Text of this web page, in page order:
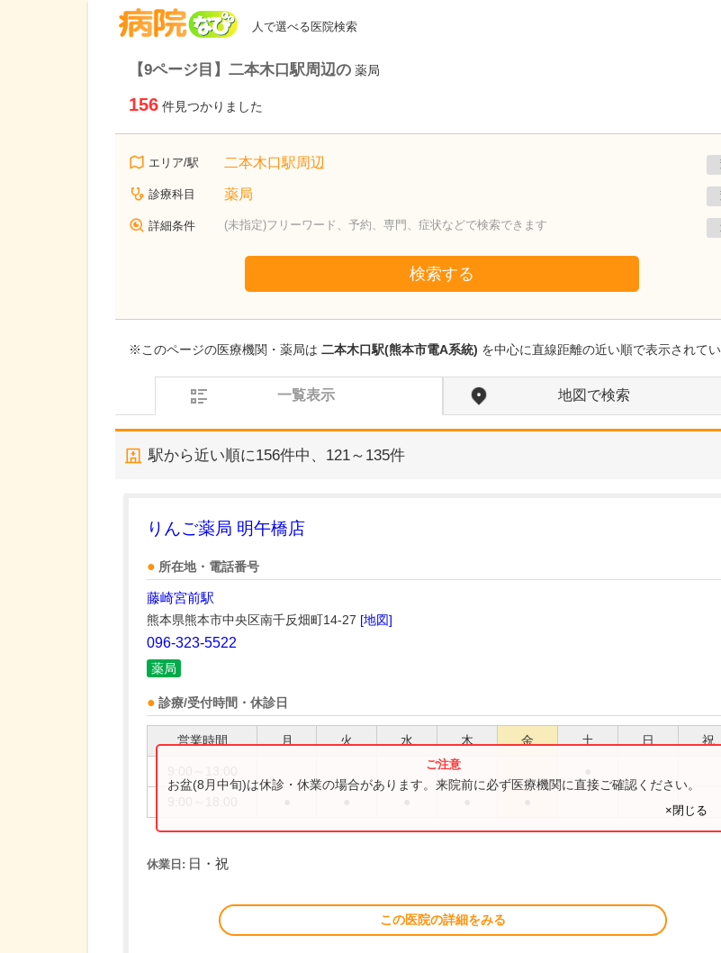
人で選べる医院検索
【9ページ目】二本木口駅周辺の 薬局
156 件見つかりました
エリア/駅 二本木口駅周辺
診療科目 薬局
詳細条件 (未指定)フリーワード、予約、専門、症状などで検索できます
検索する
※このページの医療機関・薬局は 二本木口駅(熊本市電A系統) を中心に直線距離の近い順で表示されて
一覧表示 地図で検索
駅から近い順に156件中、 121～135件
りんご薬局 明午橋店
所在地・電話番号
藤崎宮前駅
熊本県熊本市中央区南千反畑町14-27 [地図]
096-323-5522
薬局
診療/受付時間・休診日
営業時間 月 火 水 木 金 土 日 祝
お盆(8月中旬)は休診・休業の場合があります。来院前に必ず医療機関に直接ご確認ください。
×閉じる
休業日: 日・祝
この医院の詳細をみる
熊本県熊本市南区
たかしお内科ハートクリニック
大学病院で要職を担ってきた先生が
たのにはどのような理由があったので
心不全という病気は発症